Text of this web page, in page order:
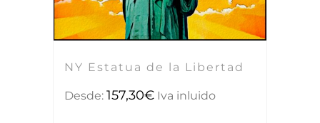
NY Estatua de la Libertad
Desde: 157,30€ Iva inluido